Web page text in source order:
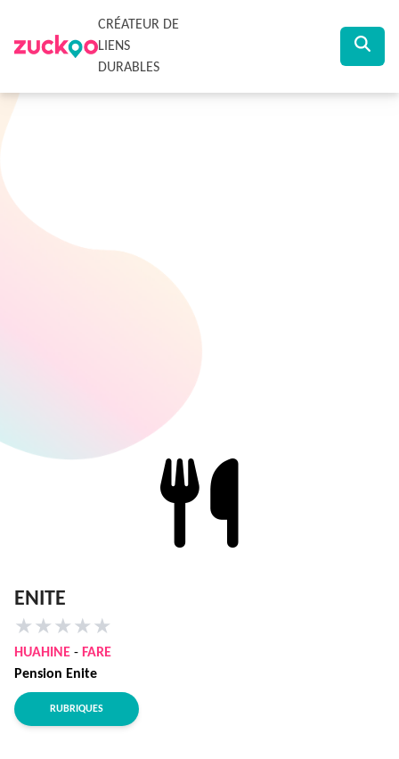
CRÉATEUR DE
LIENS
DURABLES
ENITE
★ ★ ★ ★ ★
HUAHINE - FARE
Pension Enite
RUBRIQUES